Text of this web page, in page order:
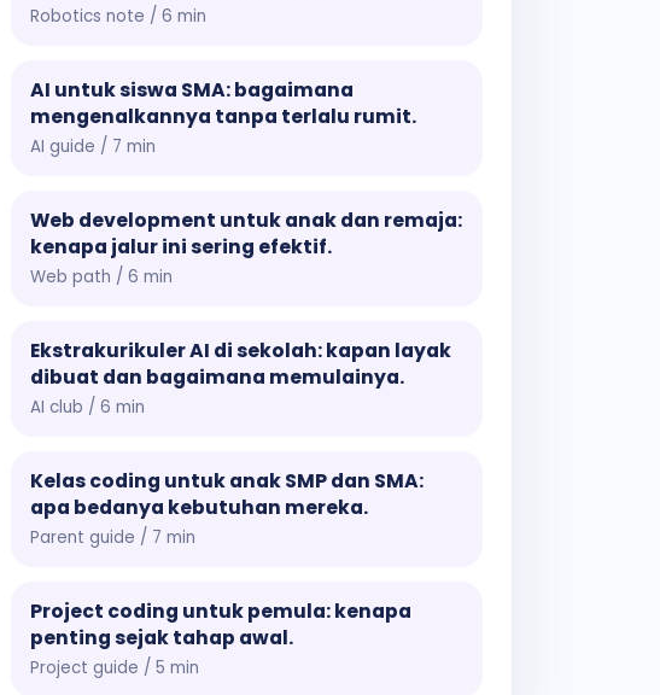
Robotics note / 6 min
AI untuk siswa SMA: bagaimana
mengenalkannya tanpa terlalu rumit.
AI guide / 7 min
Web development untuk anak dan remaja:
kenapa jalur ini sering efektif.
Web path / 6 min
Ekstrakurikuler AI di sekolah: kapan layak
dibuat dan bagaimana memulainya.
AI club / 6 min
Kelas coding untuk anak SMP dan SMA:
apa bedanya kebutuhan mereka.
Parent guide / 7 min
Project coding untuk pemula: kenapa
penting sejak tahap awal.
Project guide / 5 min